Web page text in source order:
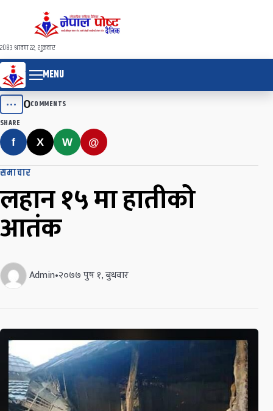
२०८३ श्रावण २२, शुक्रवार
MENU
••• 0COMMENTS
SHARE
f X W @
समाचार
लहान १५ मा हातीको
आतंक
Admin•२०७७ पुष १, बुधवार